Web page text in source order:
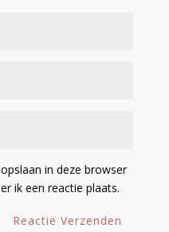
in deze browser
ik een reactie plaats.